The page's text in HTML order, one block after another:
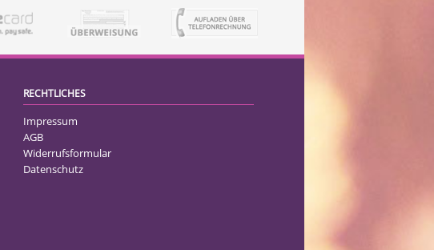
RECHTLICHES
Impressum
AGB
Widerrufsformular
Datenschutz